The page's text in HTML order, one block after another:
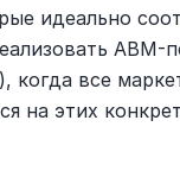
идеально
ABM-
когда все
на этих